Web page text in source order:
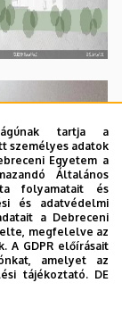
tartja a
személyes adatok
Egyetem a
Általános
folyamatait és
és adatvédelmi
a Debreceni
megfelelve az
A GDPR előírásait
amelyet az
tájékoztató. DE